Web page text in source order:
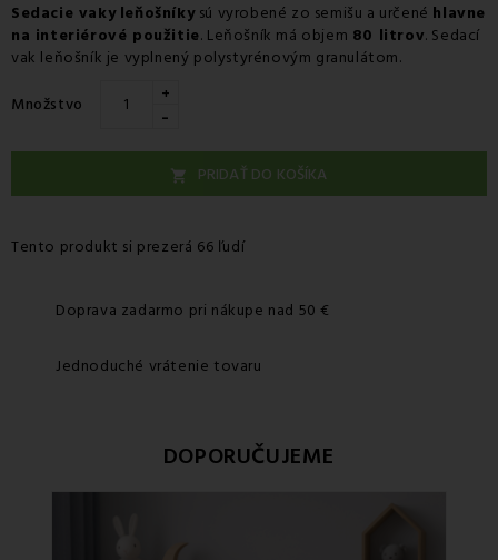
Sedacie vaky leňošníkysú vyrobené zo semišu a určené hlavne
na interiérové použitie. Leňošník má objem 80 litrov. Sedací
vak leňošník je vyplnený polystyrénovým granulátom.
Množstvo +
-
 PRIDAŤ DO KOŠÍKA
Tento produkt si prezerá 66 ľudí
Doprava zadarmo pri nákupe nad 50 €
Jednoduché vrátenie tovaru
DOPORUČUJEME